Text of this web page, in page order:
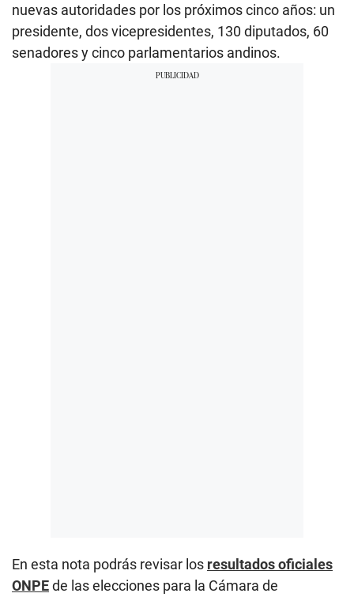
nuevas autoridades por los próximos cinco años: un
presidente, dos vicepresidentes, 130 diputados, 60
senadores y cinco parlamentarios andinos.
En esta nota podrás revisar los resultados oficiales
ONPEde las elecciones para la Cámara de